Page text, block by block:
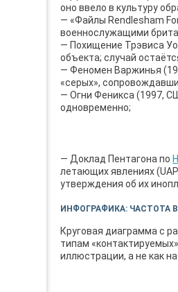
оно ввело в культуру
— «Файлы Rendlesham
военнослужащими
— Похищение Трэвиса
объекта; случай
— Феномен Варжинья
«серых»,
— Огни Феникса (1997,
одновременно;
— Доклад Пентагона по
летающих явлениях
утверждения об их
ИНФОГРАФИКА: ЧАСТОТА
Круговая диаграмма с
типам
иллюстрации, а не как